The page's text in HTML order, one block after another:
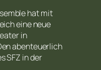
hat mit
eine neue
in
abenteuerlich
SFZ in der